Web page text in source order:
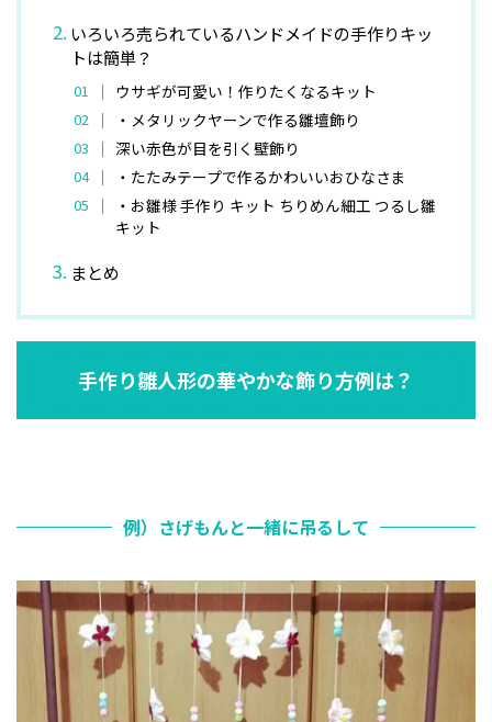
いろいろ売られているハンドメイドの手作りキッ
トは簡単？
ウサギが可愛い！作りたくなるキット
・メタリックヤーンで作る雛壇飾り
深い赤色が目を引く壁飾り
・たたみテープで作るかわいいおひなさま
・お雛様 手作り キット ちりめん細工 つるし雛
キット
まとめ
手作り雛人形の華やかな飾り方例は？
例）さげもんと一緒に吊るして